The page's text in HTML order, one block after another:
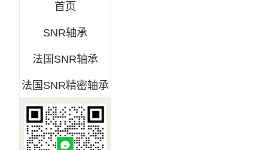
首页
SNR轴承
法国SNR轴承
法国SNR精密轴承